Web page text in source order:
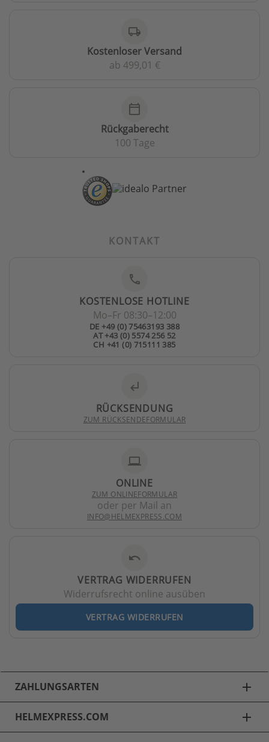
local_shipping
Kostenloser Versand
ab 499,01 €
calendar_today
Rückgaberecht
100 Tage
KONTAKT
phone
KOSTENLOSE HOTLINE
Mo–Fr 08:30–12:00
DE +49 (0) 75463193 388
AT +43 (0) 5574 256 52
CH +41 (0) 715111 385
subdirectory_arrow_left
RÜCKSENDUNG
ZUM RÜCKSENDEFORMULAR
laptop
ONLINE
ZUM ONLINEFORMULAR
oder per Mail an
INFO@HELMEXPRESS.COM
undo
VERTRAG WIDERRUFEN
Widerrufsrecht online ausüben
VERTRAG WIDERRUFEN
ZAHLUNGSARTEN add
HELMEXPRESS.COM add